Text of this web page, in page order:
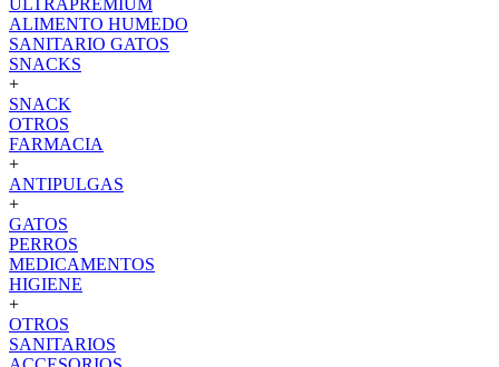
ULTRAPREMIUM
ALIMENTO HUMEDO
SANITARIO GATOS
SNACKS
+
SNACK
OTROS
FARMACIA
+
ANTIPULGAS
+
GATOS
PERROS
MEDICAMENTOS
HIGIENE
+
OTROS
SANITARIOS